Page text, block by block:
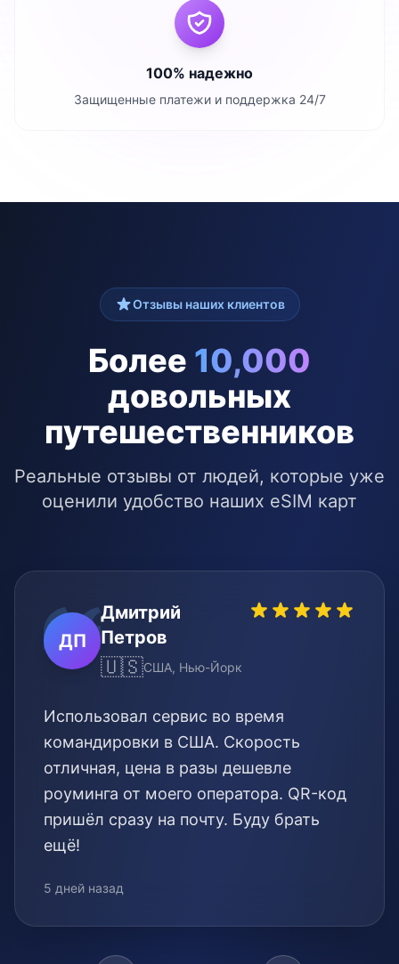
100% надежно
Защищенные платежи и поддержка 24/7
Отзывы наших клиентов
Более 10,000
довольных
путешественников
Реальные отзывы от людей, которые уже
оценили удобство наших eSIM карт
ДП
Дмитрий
Петров
🇺🇸США, Нью-Йорк
Использовал сервис во время
командировки в США. Скорость
отличная, цена в разы дешевле
роуминга от моего оператора. QR-код
пришёл сразу на почту. Буду брать
ещё!
5 дней назад